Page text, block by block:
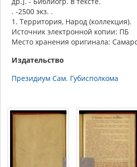
. -2500 экз. .
1. Территория, Народ (коллекция).
Источник электронной копии: ПБ
Место хранения оригинала:
Издательство
Президиум Сам. Губисполкома